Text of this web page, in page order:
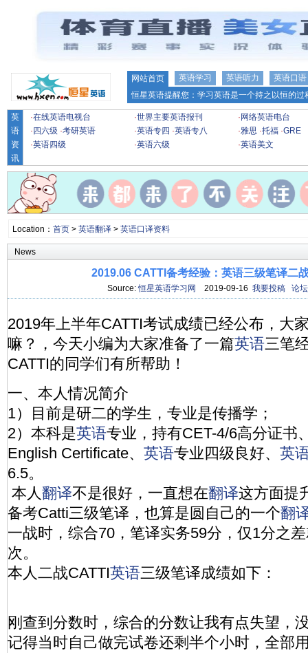
网站首页 英语学习 英语听力
英语口语
恒星英语提醒您：学习英语是一个持之以恒的
英
语
资
讯
·在线英语电视台 ·世界主要英语报刊 · 网络英语电台
· 四六级 ·考研英语 ·英语专四 ·英语专八 ·雅思 ·托福 ·GRE
·英语四级 ·英语六级 ·英语美文
Location： 首页> 英语翻译> 英语口译资料
News
2019.06 CATTI备考经验：英语三级笔译二
Source:恒星英语学习网 2019-09-16 我要投稿 论坛
2019年上半年CATTI考试成绩已经公布，大
嘛？，今天小编为大家准备了一篇英语三笔
CATTI的同学们有所帮助！
一、本人情况简介
1）目前是研二的学生，专业是传播学；
2）本科是英语专业，持有CET-4/6高分证书
English Certificate、 英语专业四级良好、 英
6.5。
本人翻译不是很好，一直想在翻译这方面提
备考Catti三级笔译，也算是圆自己的一个翻
一战时，综合70，笔译实务59分，仅1分之
次。
本人二战CATTI英语三级笔译成绩如下：
刚查到分数时，综合的分数让我有点失望，
记得当时自己做完试卷还剩半个小时，全部